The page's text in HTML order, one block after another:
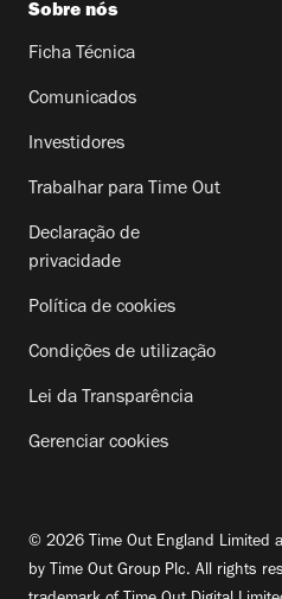
Sobre nós
Ficha Técnica
Comunicados
Investidores
Trabalhar para Time Out
Declaração de
privacidade
Política de cookies
Condições de utilização
Lei da Transparência
Gerenciar cookies
© 2026 Time Out England Limited
by Time Out Group Plc. All rights